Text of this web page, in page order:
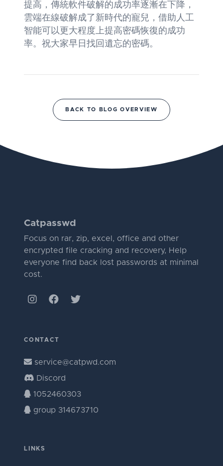
提高，傳統軟件破解的成功率逐漸在下降，
雲端在線破解成了新時代的寵兒，借助人工
智能可以更大程度上提高密碼恢復的成功
率。祝大家早日找回遺忘的密碼。
BACK TO BLOG OVERVIEW
Catpasswd
Focus on rar, zip, excel, office and other
encrypted file cracking and recovery, Help
everyone find back lost passwords at minimal
cost.
CONTACT
service@catpwd.com
Discord
1052460303
group 314673710
LINKS